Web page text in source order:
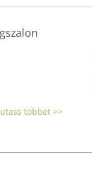
többet >>